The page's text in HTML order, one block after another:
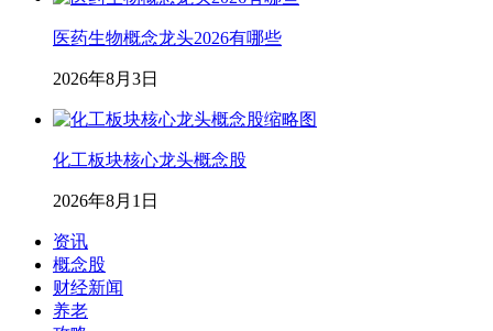
医药生物概念龙头2026有哪些
2026年8月3日
化工板块核心龙头概念股
2026年8月1日
资讯
概念股
财经新闻
养老